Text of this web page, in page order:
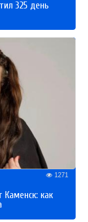
325 день
1271
как